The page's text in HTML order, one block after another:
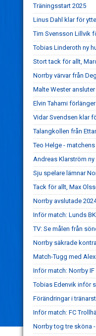
Träningsstart 2025
Linus Dahl klar för
Tim Svensson Lillvik
Tobias Linderoth ny
Stort tack för allt,
Norrby värvar från
Malte Wester
Elvin Tahami
Vidar Svendsen klar
Talangkollen från
Teo Helge -
Andreas Klarström
Sju spelare lämnar
Tack för allt, Max
Norrby avslutade
Inför match: Lunds
TV: Se målen från
Norrby säkrade
Match-Tugg med
Inför match: Norrby
Tobias Edenvik inför
Förändringar i
Inför match: FC
Norrby tog tre sköna